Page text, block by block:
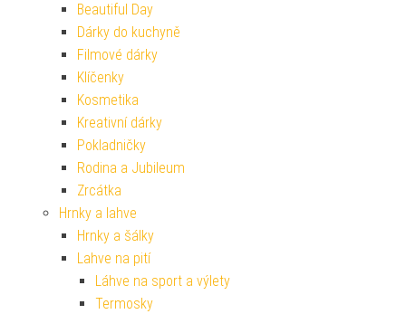
Beautiful Day
Dárky do kuchyně
Filmové dárky
Klíčenky
Kosmetika
Kreativní dárky
Pokladničky
Rodina a Jubileum
Zrcátka
Hrnky a lahve
Hrnky a šálky
Lahve na pití
Láhve na sport a výlety
Termosky